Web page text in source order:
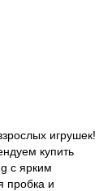
игрушек!
купить
с ярким
пробка и